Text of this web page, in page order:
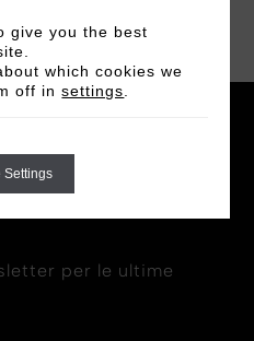
per le ultime
give you the best
which cookies we
off insettings
Settings